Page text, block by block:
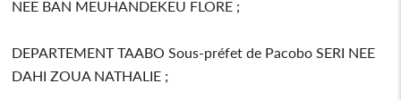
NEE BAN MEUHANDEKEU FLORE ;
DEPARTEMENT TAABO Sous-préfet de Pacobo SERI NEE
DAHI ZOUA NATHALIE ;